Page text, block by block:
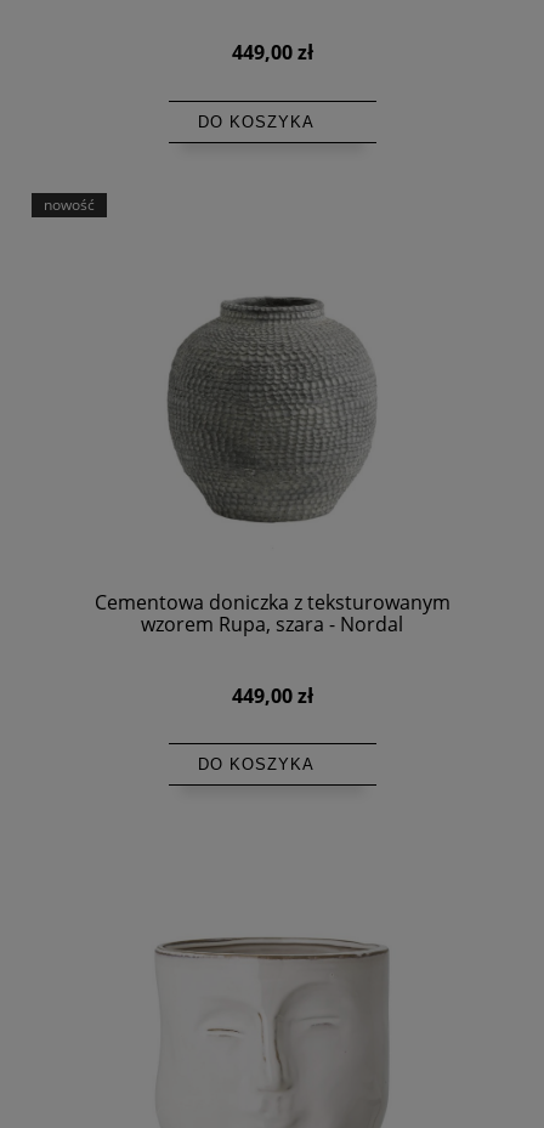
449,00 zł
DO KOSZYKA
Cementowa doniczka z teksturowanym
wzorem Rupa, szara - Nordal
449,00 zł
DO KOSZYKA
nowość